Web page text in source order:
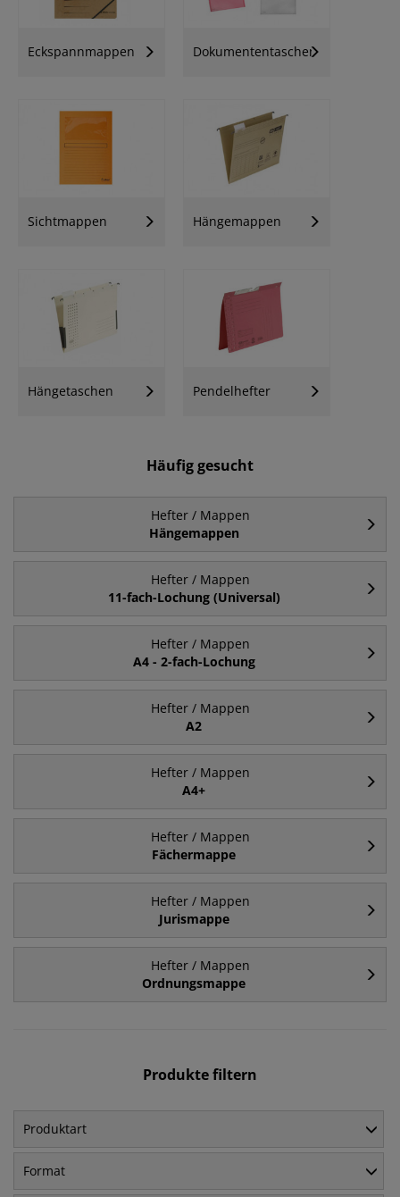
Eckspannmappen Dokumententaschen
Sichtmappen Hängemappen
Hängetaschen Pendelhefter
Häufig gesucht
Hefter / Mappen
Hängemappen
Hefter / Mappen
11-fach-Lochung (Universal)
Hefter / Mappen
A4 - 2-fach-Lochung
Hefter / Mappen
A2
Hefter / Mappen
A4+
Hefter / Mappen
Fächermappe
Hefter / Mappen
Jurismappe
Hefter / Mappen
Ordnungsmappe
Produkte filtern
Produktart
Format